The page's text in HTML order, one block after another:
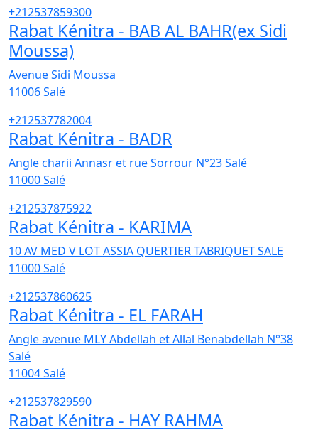
+212537859300
Rabat Kénitra - BAB AL BAHR(ex Sidi
Moussa)
Avenue Sidi Moussa
11006Salé
+212537782004
Rabat Kénitra - BADR
Angle charii Annasr et rue Sorrour N°23 Salé
11000Salé
+212537875922
Rabat Kénitra - KARIMA
10 AV MED V LOT ASSIA QUERTIER TABRIQUET SALE
11000Salé
+212537860625
Rabat Kénitra - EL FARAH
Angle avenue MLY Abdellah et Allal Benabdellah N°38
Salé
11004Salé
+212537829590
Rabat Kénitra - HAY RAHMA